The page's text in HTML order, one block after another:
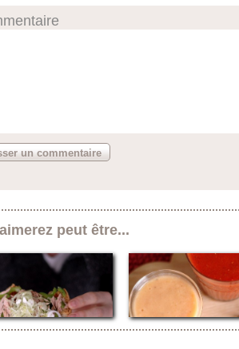
peut être...